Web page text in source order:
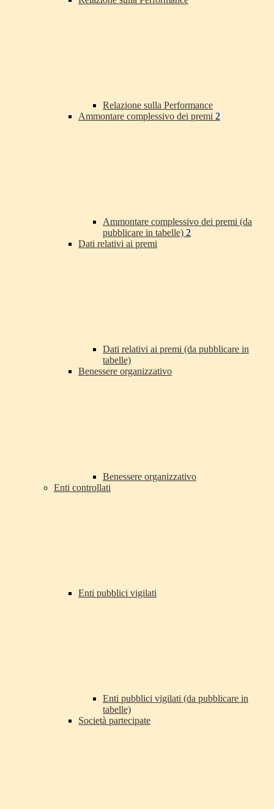
Relazione sulla Performance
Ammontare complessivo dei premi 2
Ammontare complessivo dei premi (da
pubblicare in tabelle) 2
Dati relativi ai premi
Dati relativi ai premi (da pubblicare in
tabelle)
Benessere organizzativo
Benessere organizzativo
Enti controllati
Enti pubblici vigilati
Enti pubblici vigilati (da pubblicare in
tabelle)
Società partecipate